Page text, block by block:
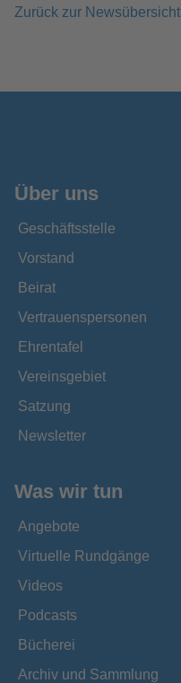
Zurück zur Newsübersicht
Über uns
Geschäftsstelle
Vorstand
Beirat
Vertrauenspersonen
Ehrentafel
Vereinsgebiet
Satzung
Newsletter
Was wir tun
Angebote
Virtuelle Rundgänge
Videos
Podcasts
Bücherei
Archiv und Sammlung